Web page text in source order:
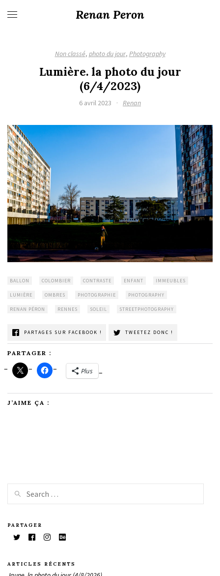
Renan Peron
Non classé, photo du jour, Photography
Lumière. la photo du jour
(6/4/2023)
6 avril 2023 · Renan
BALLON COLOMBIER CONTRASTE ENFANT IMMEUBLES
LUMIÈRE OMBRES PHOTOGRAPHIE PHOTOGRAPHY
RENAN PÉRON RENNES SOLEIL STREETPHOTOGRAPHY
PARTAGES SUR FACEBOOK ! TWEETEZ DONC !
PARTAGER :
Plus
J’AIME ÇA :
PARTAGER
ARTICLES RÉCENTS